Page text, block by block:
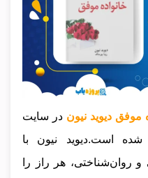
در سایت
است.دیوید نیون با
روان‌شناختی، هر راز را